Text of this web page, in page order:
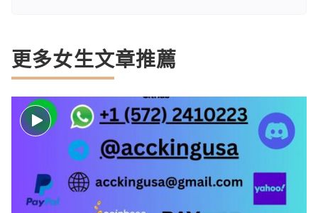
更多女生文章推薦